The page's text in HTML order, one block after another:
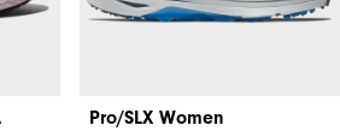
Pro/SLX Women